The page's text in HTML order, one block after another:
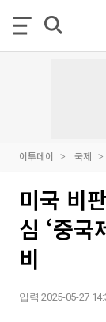
이투데이 국제
미국 비
심 ‘중국
비
입력 2025-05-27